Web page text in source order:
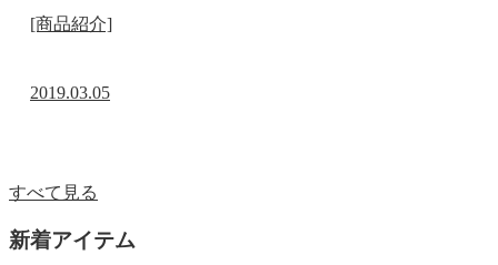
[商品紹介]
2019.03.05
すべて見る
新着アイテム